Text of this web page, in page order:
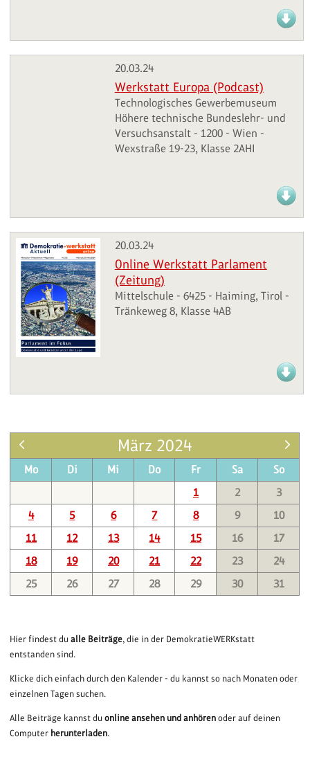
20.03.24
Werkstatt Europa (Podcast)
Technologisches Gewerbemuseum
Höhere technische Bundeslehr- und
Versuchsanstalt - 1200 - Wien -
Wexstraße 19-23, Klasse 2AHI
20.03.24
Online Werkstatt Parlament
(Zeitung)
Mittelschule - 6425 - Haiming, Tirol -
Tränkeweg 8, Klasse 4AB
März 2024
Mo Di Mi Do Fr Sa
So
1
2
3
4
5 6 7 8 9
10
11
12 13 14 15 16
17
18
19 20 21 22 23
24
25
26 27 28 29 30 31
Hier findest dualle Beiträge, die in der DemokratieWERKstatt
entstanden sind.
Klicke dich einfach durch den Kalender - du kannst so nach Monaten oder
einzelnen Tagen suchen.
Alle Beiträge kannst duonline ansehen und anhören oder auf deinen
Computer herunterladen.